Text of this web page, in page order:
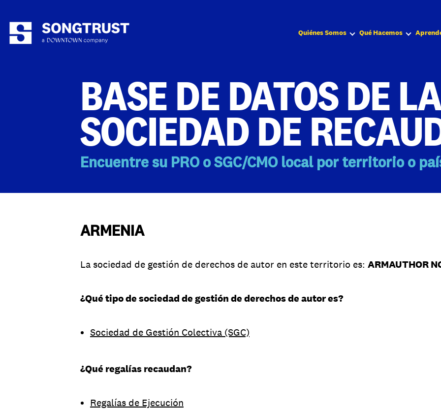
Quiénes Somos Qué Hacemos
BASE DE DATOS DE
SOCIEDAD DE
Encuentre su PRO o SGC/CMO local por territorio o
ARMENIA
La sociedad de gestión de derechos de autor en este territorio es: ARMAUTHOR
¿Qué tipo de sociedad de gestión de derechos de autor es?
Sociedad de Gestión Colectiva (SGC)
¿Qué regalías recaudan?
Regalías de Ejecución